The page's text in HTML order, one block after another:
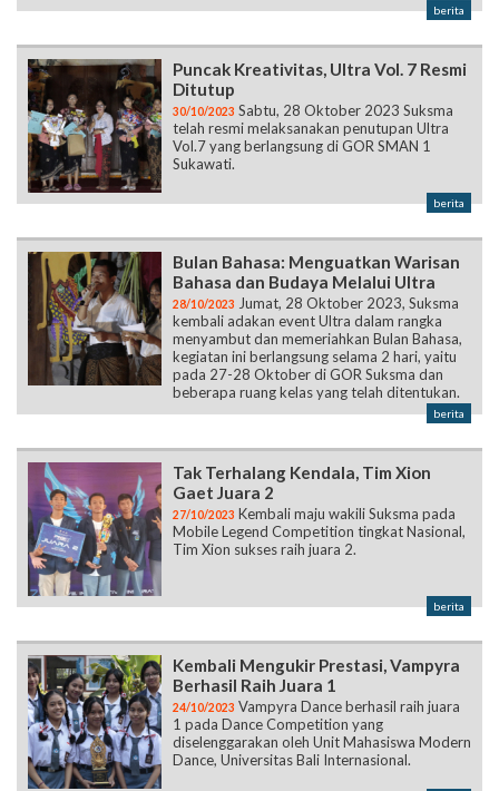
berita
Puncak Kreativitas, Ultra Vol. 7 Resmi
Ditutup
30/10/2023 Sabtu, 28 Oktober 2023 Suksma
telah resmi melaksanakan penutupan Ultra
Vol.7 yang berlangsung di GOR SMAN 1
Sukawati.
berita
Bulan Bahasa: Menguatkan Warisan
Bahasa dan Budaya Melalui Ultra
28/10/2023 Jumat, 28 Oktober 2023, Suksma
kembali adakan event Ultra dalam rangka
menyambut dan memeriahkan Bulan Bahasa,
kegiatan ini berlangsung selama 2 hari, yaitu
pada 27-28 Oktober di GOR Suksma dan
beberapa ruang kelas yang telah ditentukan.
berita
Tak Terhalang Kendala, Tim Xion
Gaet Juara 2
27/10/2023 Kembali maju wakili Suksma pada
Mobile Legend Competition tingkat Nasional,
Tim Xion sukses raih juara 2.
berita
Kembali Mengukir Prestasi, Vampyra
Berhasil Raih Juara 1
24/10/2023 Vampyra Dance berhasil raih juara
1 pada Dance Competition yang
diselenggarakan oleh Unit Mahasiswa Modern
Dance, Universitas Bali Internasional.